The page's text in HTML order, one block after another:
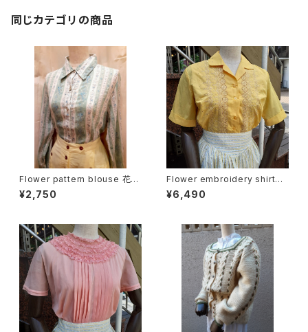
同じカテゴリの商品
Flower pattern blouse 花柄
ブラウス
¥2,750
Flower embroidery shirt
花刺繍半袖シャツ 開襟シャツ
¥6,490